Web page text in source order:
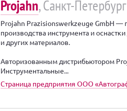
Projahn, Санкт-Петербург
Projahn Prazisionswerkzeuge GmbH —
производства инструмента и
и других материалов.
Авторизованным дистрибьютором
Инструментальные...
Страница предприятия ООО